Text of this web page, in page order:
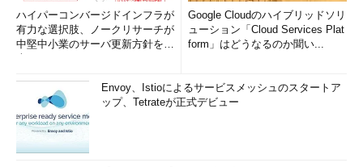
ハイパーコンバージドインフラが
有力な選択肢、ノークリサーチが
中堅中小業のサーバ更新方針を調
Google Cloudのハイブリッドソリ
ューション「Cloud Services Plat
form」はどうなるのか聞い...
Envoy、Istioによるサービスメッシュのスタートア
ップ、Tetrateが正式デビュー